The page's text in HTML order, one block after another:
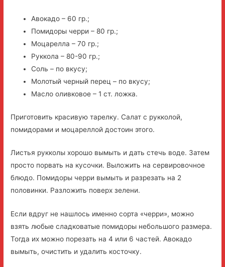
Авокадо – 60 гр.;
Помидоры черри – 80 гр.;
Моцарелла – 70 гр.;
Руккола – 80-90 гр.;
Соль – по вкусу;
Молотый черный перец – по вкусу;
Масло оливковое – 1 ст. ложка.
Приготовить красивую тарелку. Салат с рукколой,
помидорами и моцареллой достоин этого.
Листья рукколы хорошо вымыть и дать стечь воде. Затем
просто порвать на кусочки. Выложить на сервировочное
блюдо. Помидоры черри вымыть и разрезать на 2
половинки. Разложить поверх зелени.
Если вдруг не нашлось именно сорта «черри», можно
взять любые сладковатые помидоры небольшого размера.
Тогда их можно порезать на 4 или 6 частей. Авокадо
вымыть, очистить и удалить косточку.